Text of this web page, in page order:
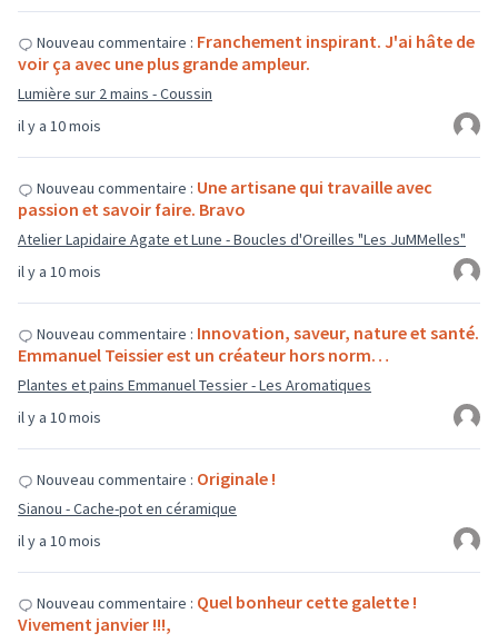
il y a 10 mois
Nouveau commentaire : Franchement inspirant. J'ai hâte de
voir ça avec une plus grande ampleur.
Lumière sur 2 mains - Coussin
il y a 10 mois
Nouveau commentaire : Une artisane qui travaille avec
passion et savoir faire. Bravo
Atelier Lapidaire Agate et Lune - Boucles d'Oreilles "Les JuMMelles"
il y a 10 mois
Nouveau commentaire : Innovation, saveur, nature et santé.
Emmanuel Teissier est un créateur hors norm…
Plantes et pains Emmanuel Tessier - Les Aromatiques
il y a 10 mois
Nouveau commentaire : Originale !
Sianou - Cache-pot en céramique
Nouveau commentaire : Quel bonheur cette galette !
Vivement janvier !!!,